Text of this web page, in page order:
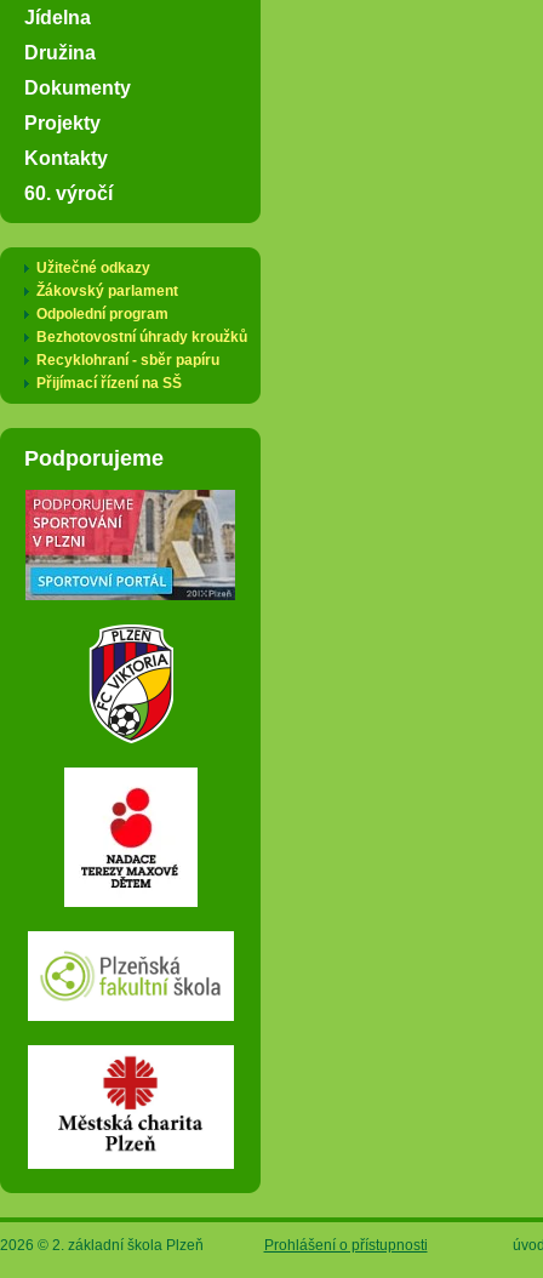
Jídelna
Družina
Dokumenty
Projekty
Kontakty
60. výročí
Užitečné odkazy
Žákovský parlament
Odpolední program
Bezhotovostní úhrady kroužků
Recyklohraní - sběr papíru
Přijímací řízení na SŠ
Podporujeme
2026 © 2. základní škola Plzeň Prohlášení o přístupnosti